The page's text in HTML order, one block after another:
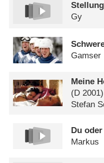
Gy
Gamser
Meine
(D 2001)
Stefan
Du
Markus